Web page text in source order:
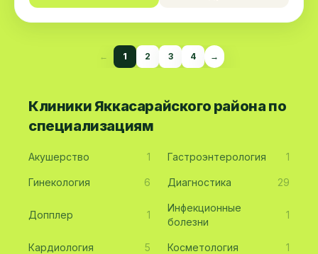
← 1 2 3 4 →
Клиники Яккасарайского района по
специализациям
Акушерство 1 Гастроэнтерология 1
Гинекология 6 Диагностика 29
Допплер 1
Инфекционные
болезни
1
Кардиология 5 Косметология 1